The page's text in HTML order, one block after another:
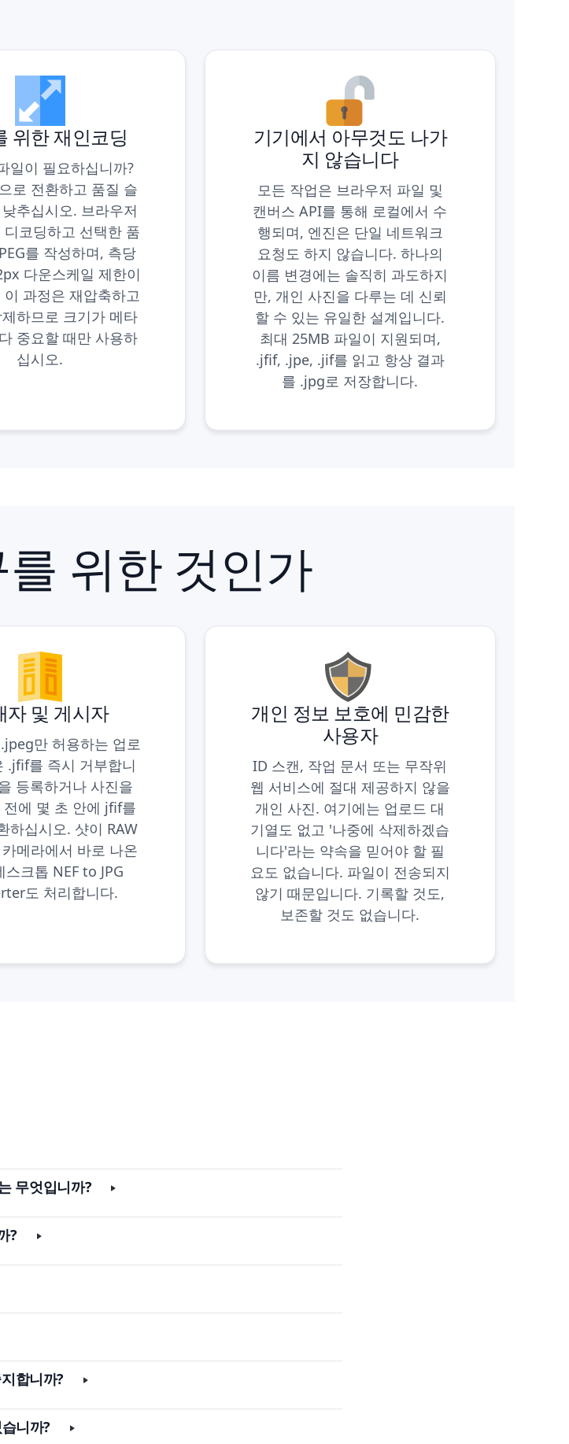
위한 재인코딩
일이 필요하십니까?
로 전환하고 품질 슬
추십시오. 브라우저
디코딩하고 선택한 품
를 작성하며, 측당
다운스케일 제한이
이 과정은 재압축하고
제하므로 크기가 메타
중요할 때만 사용하
십시오.
기기에서 아무것도 나가
지 않습니다
모든 작업은 브라우저 파일 및
캔버스 API를 통해 로컬에서 수
행되며, 엔진은 단일 네트워크
요청도 하지 않습니다. 하나의
이름 변경에는 솔직히 과도하지
만, 개인 사진을 다루는 데 신뢰
할 수 있는 유일한 설계입니다.
최대 25MB 파일이 지원되며,
.jfif, .jpe, .jif를 읽고 항상 결과
를 .jpg로 저장합니다.
위한 것인가
자 및 게시자
만 허용하는 업로
.jfif를 즉시 거부합니
등록하거나 사진을
전에 몇 초 안에 jfif를
하십시오. 샷이 RAW
메라에서 바로 나온
스크톱 NEF to JPG
도 처리합니다.
개인 정보 보호에 민감한
사용자
ID 스캔, 작업 문서 또는 무작위
웹 서비스에 절대 제공하지 않을
개인 사진. 여기에는 업로드 대
기열도 없고 '나중에 삭제하겠습
니다'라는 약속을 믿어야 할 필
요도 없습니다. 파일이 전송되지
않기 때문입니다. 기록할 것도,
보존할 것도 없습니다.
무엇입니까?
?
합니까?
니까?